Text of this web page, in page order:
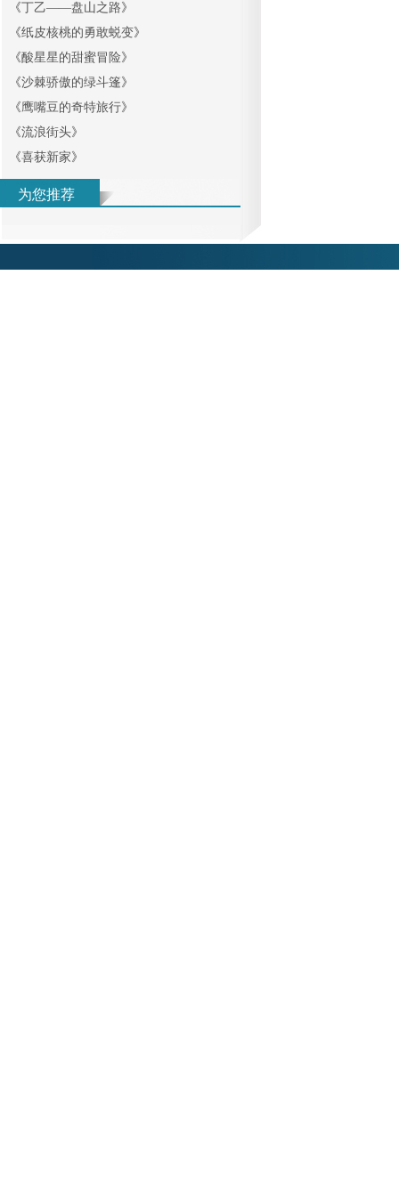
《丁乙——盘山之路》
《纸皮核桃的勇敢蜕变》
《酸星星的甜蜜冒险》
《沙棘骄傲的绿斗篷》
《鹰嘴豆的奇特旅行》
《流浪街头》
《喜获新家》
为您推荐